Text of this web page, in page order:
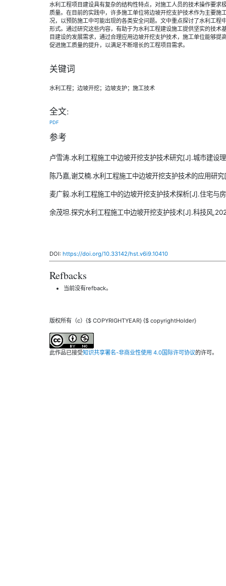
水利工程项目建设具有复杂的结构性特点，对施工人员的技术操作要求
质量。在目前的实践中，许多施工单位将边坡开挖支护技术作为主要施
况，以预防施工中可能出现的各类安全问题。文中重点探讨了水利工程
形式。通过研究这些内容，有助于为水利工程建设施工提供坚实的技术
目建设的发展需求，通过合理应用边坡开挖支护技术，施工单位能够
促进施工质量的提升，以满足不断增长的工程项目需求。
关键词
水利工程；边坡开挖；边坡支护；施工技术
全文:
PDF
参考
卢雪涛.水利工程施工中边坡开挖支护技术研究[J].城市建
陈乃嘉,谢艾楠.水利工程施工中边坡开挖支护技术的应用
麦广毅.水利工程施工中的边坡开挖支护技术探析[J].住宅与
余茂坦.探究水利工程施工中边坡开挖支护技术[J].科技风
DOI: https://doi.org/10.33142/hst.v6i9.10410
Refbacks
当前没有refback。
版权所有（c）{$ COPYRIGHTYEAR} {$ copyrightHolder}
此作品已接受知识共享署名-非商业性使用 4.0国际许可协议的许可。